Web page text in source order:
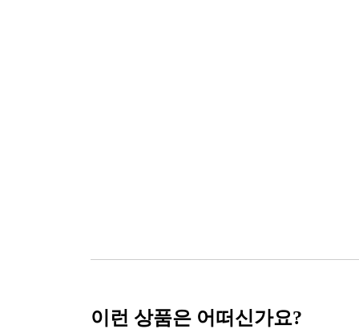
이런 상품은 어떠신가요?